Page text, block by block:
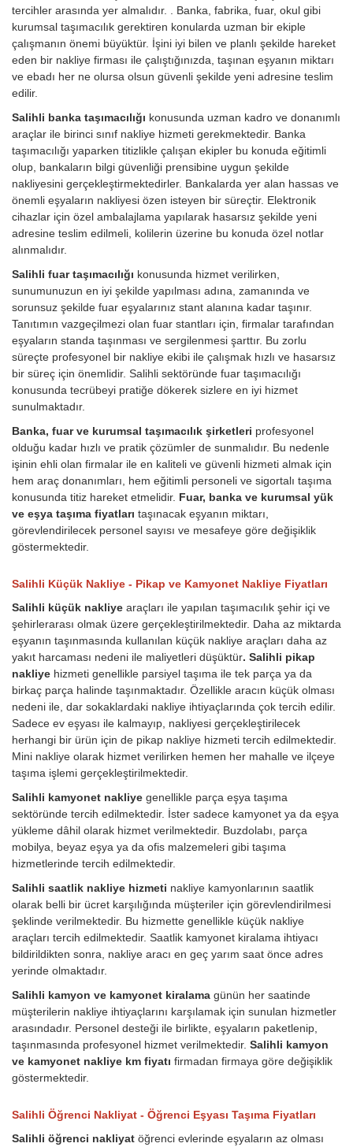
tercihler arasında yer almalıdır. . Banka, fabrika, fuar, okul gibi
kurumsal taşımacılık gerektiren konularda uzman bir ekiple
çalışmanın önemi büyüktür. İşini iyi bilen ve planlı şekilde hareket
eden bir nakliye firması ile çalıştığınızda, taşınan eşyanın miktarı
ve ebadı her ne olursa olsun güvenli şekilde yeni adresine teslim
edilir.
Salihli banka taşımacılığı konusunda uzman kadro ve donanımlı
araçlar ile birinci sınıf nakliye hizmeti gerekmektedir. Banka
taşımacılığı yaparken titizlikle çalışan ekipler bu konuda eğitimli
olup, bankaların bilgi güvenliği prensibine uygun şekilde
nakliyesini gerçekleştirmektedirler. Bankalarda yer alan hassas ve
önemli eşyaların nakliyesi özen isteyen bir süreçtir. Elektronik
cihazlar için özel ambalajlama yapılarak hasarsız şekilde yeni
adresine teslim edilmeli, kolilerin üzerine bu konuda özel notlar
alınmalıdır.
Salihli fuar taşımacılığı konusunda hizmet verilirken,
sunumunuzun en iyi şekilde yapılması adına, zamanında ve
sorunsuz şekilde fuar eşyalarınız stant alanına kadar taşınır.
Tanıtımın vazgeçilmezi olan fuar stantları için, firmalar tarafından
eşyaların standa taşınması ve sergilenmesi şarttır. Bu zorlu
süreçte profesyonel bir nakliye ekibi ile çalışmak hızlı ve hasarsız
bir süreç için önemlidir. Salihli sektöründe fuar taşımacılığı
konusunda tecrübeyi pratiğe dökerek sizlere en iyi hizmet
sunulmaktadır.
Banka, fuar ve kurumsal taşımacılık şirketleri profesyonel
olduğu kadar hızlı ve pratik çözümler de sunmalıdır. Bu nedenle
işinin ehli olan firmalar ile en kaliteli ve güvenli hizmeti almak için
hem araç donanımları, hem eğitimli personeli ve sigortalı taşıma
konusunda titiz hareket etmelidir. Fuar, banka ve kurumsal yük
ve eşya taşıma fiyatları taşınacak eşyanın miktarı,
görevlendirilecek personel sayısı ve mesafeye göre değişiklik
göstermektedir.
Salihli Küçük Nakliye - Pikap ve Kamyonet Nakliye Fiyatları
Salihli küçük nakliye araçları ile yapılan taşımacılık şehir içi ve
şehirlerarası olmak üzere gerçekleştirilmektedir. Daha az miktarda
eşyanın taşınmasında kullanılan küçük nakliye araçları daha az
yakıt harcaması nedeni ile maliyetleri düşüktür. Salihli pikap
nakliye hizmeti genellikle parsiyel taşıma ile tek parça ya da
birkaç parça halinde taşınmaktadır. Özellikle aracın küçük olması
nedeni ile, dar sokaklardaki nakliye ihtiyaçlarında çok tercih edilir.
Sadece ev eşyası ile kalmayıp, nakliyesi gerçekleştirilecek
herhangi bir ürün için de pikap nakliye hizmeti tercih edilmektedir.
Mini nakliye olarak hizmet verilirken hemen her mahalle ve ilçeye
taşıma işlemi gerçekleştirilmektedir.
Salihli kamyonet nakliye genellikle parça eşya taşıma
sektöründe tercih edilmektedir. İster sadece kamyonet ya da eşya
yükleme dâhil olarak hizmet verilmektedir. Buzdolabı, parça
mobilya, beyaz eşya ya da ofis malzemeleri gibi taşıma
hizmetlerinde tercih edilmektedir.
Salihli saatlik nakliye hizmeti nakliye kamyonlarının saatlik
olarak belli bir ücret karşılığında müşteriler için görevlendirilmesi
şeklinde verilmektedir. Bu hizmette genellikle küçük nakliye
araçları tercih edilmektedir. Saatlik kamyonet kiralama ihtiyacı
bildirildikten sonra, nakliye aracı en geç yarım saat önce adres
yerinde olmaktadır.
Salihli kamyon ve kamyonet kiralama günün her saatinde
müşterilerin nakliye ihtiyaçlarını karşılamak için sunulan hizmetler
arasındadır. Personel desteği ile birlikte, eşyaların paketlenip,
taşınmasında profesyonel hizmet verilmektedir. Salihli kamyon
ve kamyonet nakliye km fiyatı firmadan firmaya göre değişiklik
göstermektedir.
Salihli Öğrenci Nakliyat - Öğrenci Eşyası Taşıma Fiyatları
Salihli öğrenci nakliyat öğrenci evlerinde eşyaların az olması